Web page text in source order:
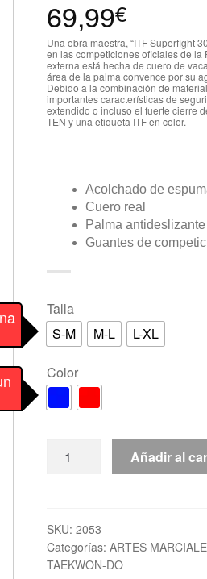
69,99€
Una obra maestra, “ITF Superfight
en las competiciones oficiales de la
externa está hecha de cuero de
área de la palma convence por su
Debido a la combinación de
importantes características de
extendido o incluso el fuerte cierre
TEN y una etiqueta ITF en color.
Acolchado de
Cuero real
Palma
Guantes de
Talla
S-M
M-L L-XL
Color
Semi
Superfight
3000”
TOPTEN
Añadir al
SKU: 2053
Categorías: ARTES
TAEKWON-DO